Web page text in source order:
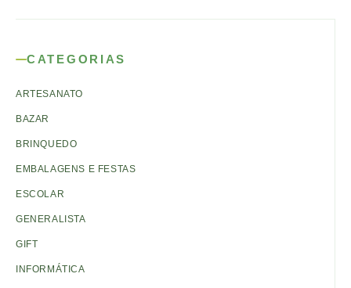
CATEGORIAS
ARTESANATO
BAZAR
BRINQUEDO
EMBALAGENS E FESTAS
ESCOLAR
GENERALISTA
GIFT
INFORMÁTICA